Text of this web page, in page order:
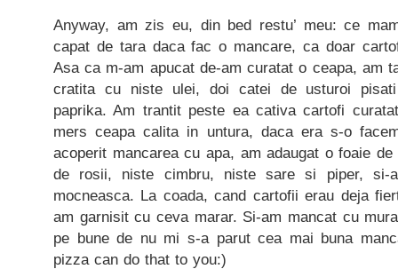
Anyway, am zis eu, din bed restu’ meu: ce
capat de tara daca fac o mancare, ca doar
Asa ca m-am apucat de-am curatat o ceapa, am
cratita cu niste ulei, doi catei de usturoi
paprika. Am trantit peste ea cativa cartofi
mers ceapa calita in untura, daca era s-o
acoperit mancarea cu apa, am adaugat o foaie
de rosii, niste cimbru, niste sare si piper,
mocneasca. La coada, cand cartofii erau deja
am garnisit cu ceva marar. Si-am mancat cu
pe bune de nu mi s-a parut cea mai buna
pizza can do that to you:)